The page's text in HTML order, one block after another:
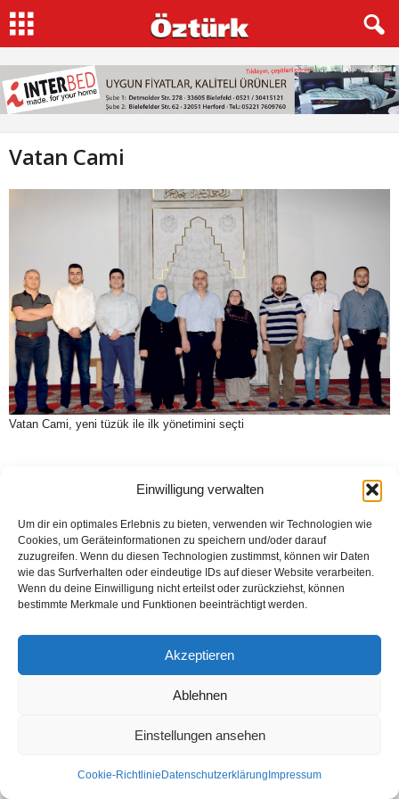
Einwilligung verwalten
Um dir ein optimales Erlebnis zu bieten, verwenden wir Technologien wie
Cookies, um Geräteinformationen zu speichern und/oder darauf
zuzugreifen. Wenn du diesen Technologien zustimmst, können wir Daten
wie das Surfverhalten oder eindeutige IDs auf dieser Website verarbeiten.
Wenn du deine Einwilligung nicht erteilst oder zurückziehst, können
bestimmte Merkmale und Funktionen beeinträchtigt werden.
Akzeptieren
Ablehnen
Einstellungen ansehen
Cookie-Richtlinie Datenschutzerklärung Impressum
Vatan Cami
Vatan Cami, yeni tüzük ile ilk yönetimini seçti
© Öztürk Gazetesi 1986 – 2026